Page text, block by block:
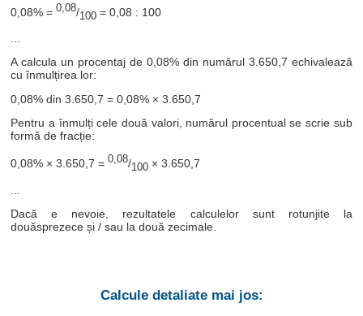
0,08% =0,08/100 = 0,08 : 100
...
A calcula un procentaj de 0,08% din numărul 3.650,7 echivalează
cu înmulțirea lor:
0,08% din 3.650,7 = 0,08% × 3.650,7
Pentru a înmulți cele două valori, numărul procentual se scrie sub
formă de fracție:
0,08% × 3.650,7 =0,08/100 × 3.650,7
Dacă e nevoie, rezultatele calculelor sunt rotunjite la
douăsprezece și / sau la două zecimale.
Calcule detaliate mai jos: